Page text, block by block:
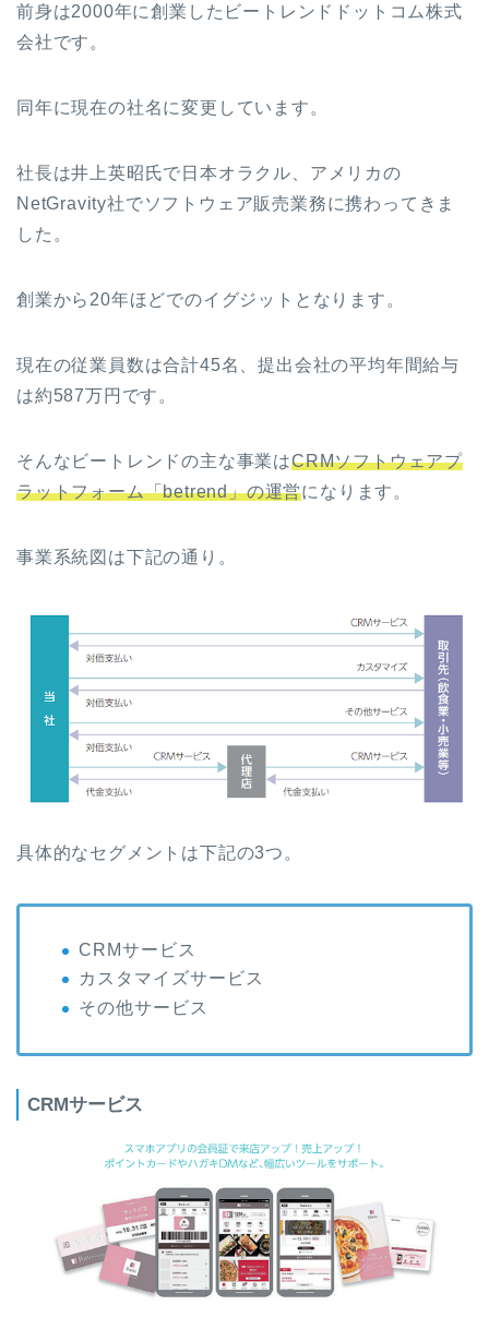
前身は2000年に創業したビートレンドドットコム株式
会社です。
同年に現在の社名に変更しています。
社長は井上英昭氏で日本オラクル、アメリカの
NetGravity社でソフトウェア販売業務に携わってきま
した。
創業から20年ほどでのイグジットとなります。
現在の従業員数は合計45名、提出会社の平均年間給与
は約587万円です。
そんなビートレンドの主な事業はCRMソフトウェアプ
ラットフォーム「betrend」の運営になります。
事業系統図は下記の通り。
具体的なセグメントは下記の3つ。
CRMサービス
カスタマイズサービス
その他サービス
CRMサービス